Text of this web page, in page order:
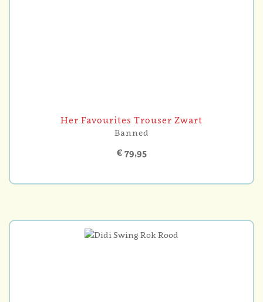
Her Favourites Trouser Zwart
Banned
€ 79,95